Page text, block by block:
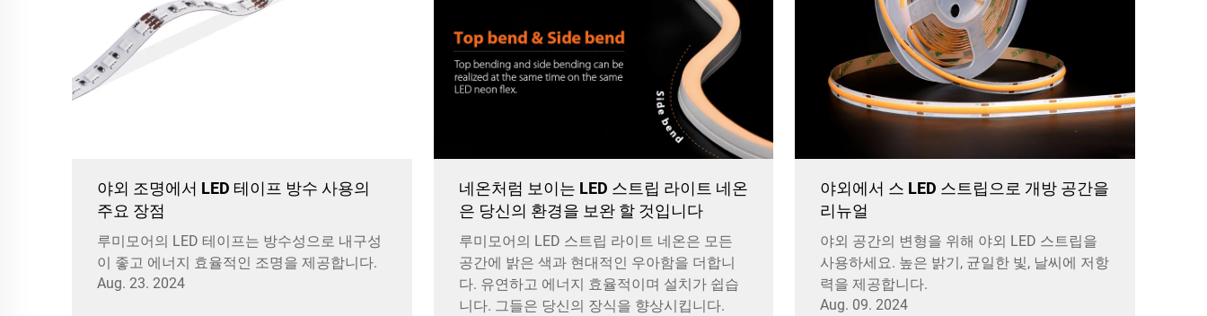
야외 조명에서 LED 테이프 방수 사용의
주요 장점
루미모어의 LED 테이프는 방수성으로 내구성
이 좋고 에너지 효율적인 조명을 제공합니다.
Aug. 23. 2024
네온처럼 보이는 LED 스트립 라이트 네온
은 당신의 환경을 보완 할 것입니다
루미모어의 LED 스트립 라이트 네온은 모든
공간에 밝은 색과 현대적인 우아함을 더합니
다. 유연하고 에너지 효율적이며 설치가 쉽습
니다. 그들은 당신의 장식을 향상시킵니다.
야외에서 스 LED 스트립으로 개방 공간을
리뉴얼
야외 공간의 변형을 위해 야외 LED 스트립을
사용하세요. 높은 밝기, 균일한 빛, 날씨에 저항
력을 제공합니다.
Aug. 09. 2024